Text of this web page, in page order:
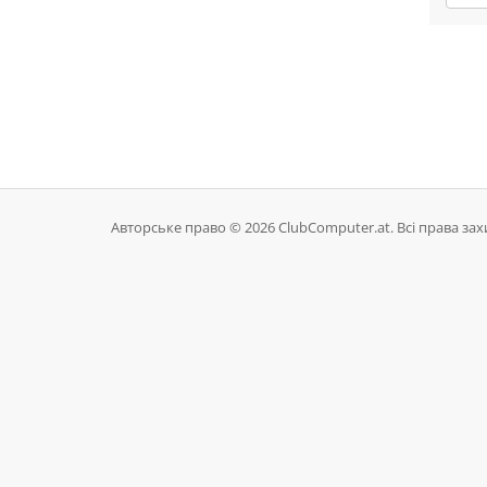
Авторське право © 2026 ClubComputer.at. Всі права